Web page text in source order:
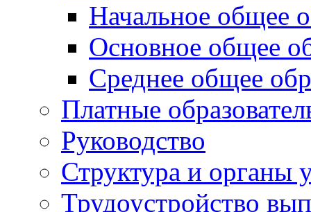
Начальное общее
Основное общее
Среднее общее
Платные
Руководство
Структура и органы
Трудоустройство